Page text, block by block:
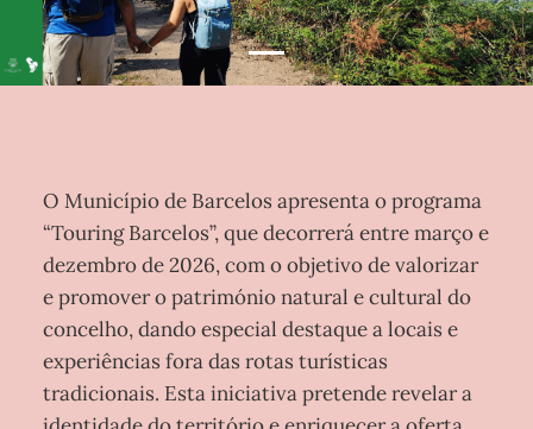
O Município de Barcelos apresenta o programa
“Touring Barcelos”, que decorrerá entre março e
dezembro de 2026, com o objetivo de valorizar
e promover o património natural e cultural do
concelho, dando especial destaque a locais e
experiências fora das rotas turísticas
tradicionais. Esta iniciativa pretende revelar a